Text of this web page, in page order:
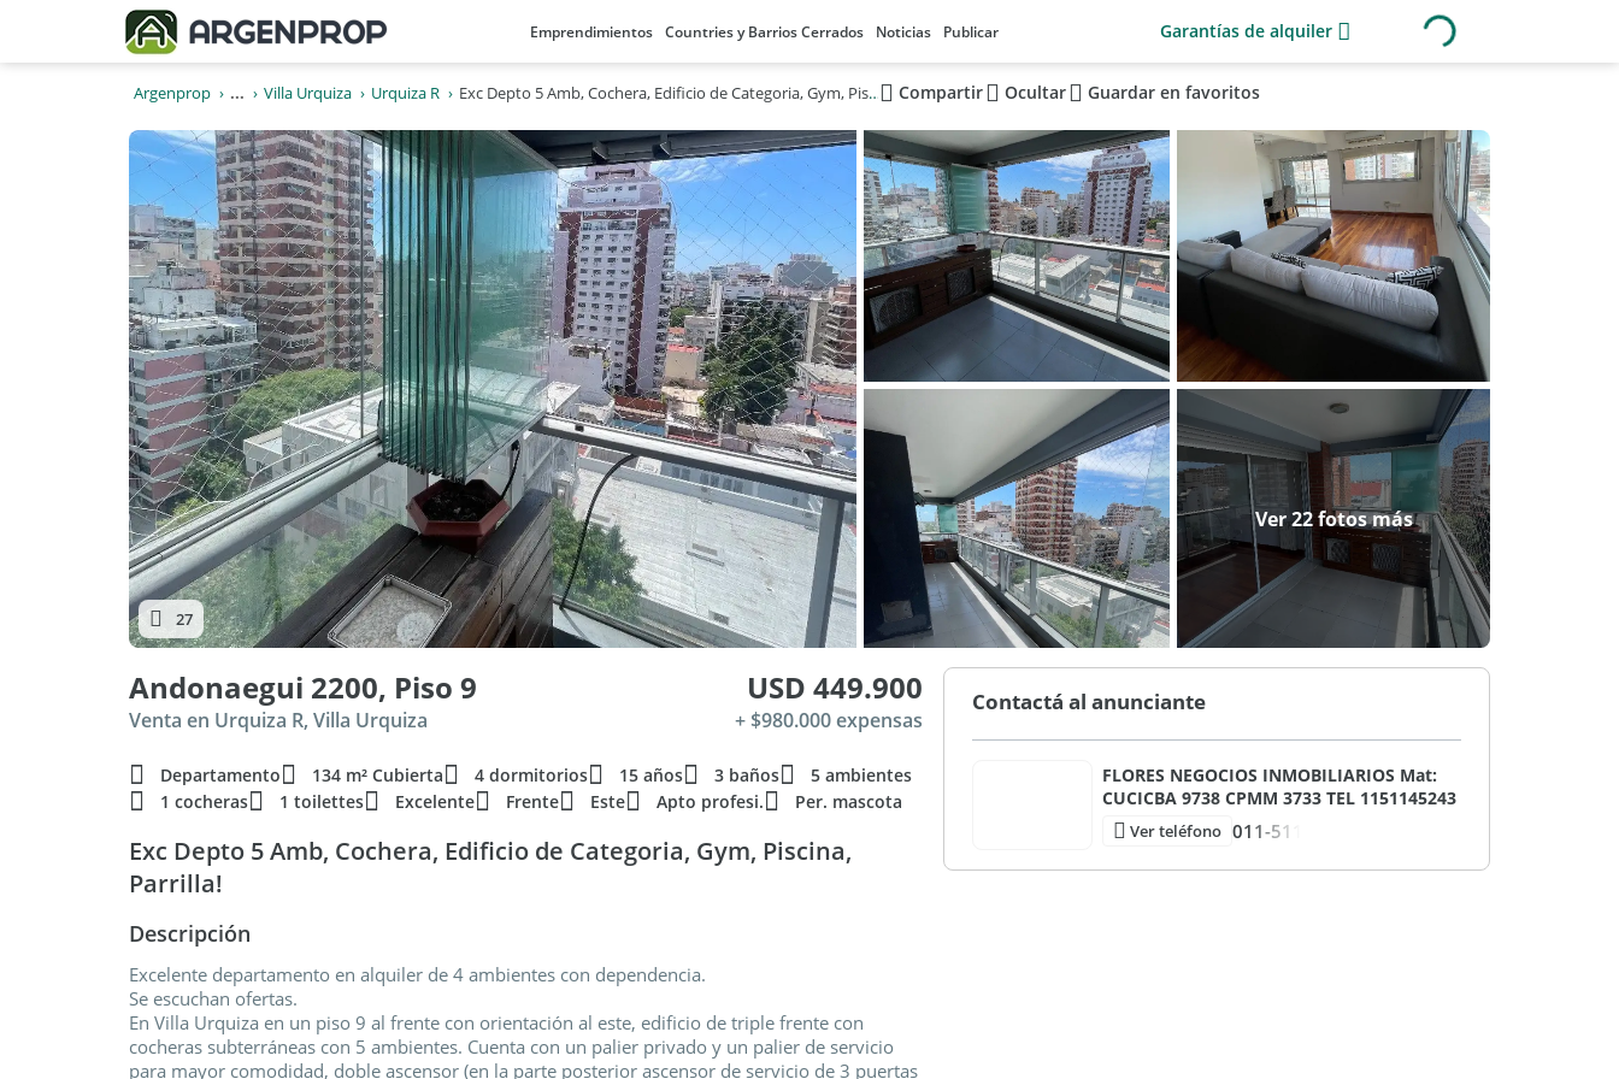
Emprendimientos Countries y Barrios Cerrados Noticias Publicar Garantías de alquiler
Argenprop ... Villa Urquiza Urquiza R Exc Depto 5 Amb, Cochera, Edificio de Categoria, Gym, Piscina, Parrilla! Compartir Ocultar Guardar en favoritos
Ver 22 fotos más
27
Andonaegui 2200, Piso 9 USD 449.900
Venta en Urquiza R, Villa Urquiza + $980.000 expensas
Departamento 134 m² Cubierta 4 dormitorios 15 años 3 baños
5 ambientes
1 cocheras
1 toilettes Excelente Frente Este Apto profesi. Per. mascota
Exc Depto 5 Amb, Cochera, Edificio de Categoria, Gym, Piscina,
Parrilla!
Descripción
Excelente departamento en alquiler de 4 ambientes con dependencia.
Se escuchan ofertas.
En Villa Urquiza en un piso 9 al frente con orientación al este, edificio de triple frente con
cocheras subterráneas con 5 ambientes. Cuenta con un palier privado y un palier de servicio
para mayor comodidad, doble ascensor (en la parte posterior ascensor de servicio de 3 puertas
Contactá al anunciante
FLORES NEGOCIOS INMOBILIARIOS Mat:
CUCICBA 9738 CPMM 3733 TEL 1151145243
Ver teléfono 011-511